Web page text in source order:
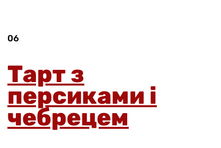
06
Тарт з
персиками і
чебрецем